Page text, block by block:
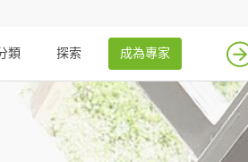
類 探索 成為專家